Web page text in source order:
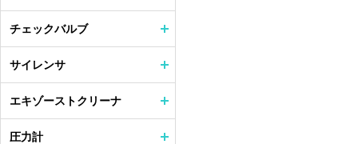
チェックバルブ
サイレンサ
エキゾーストクリーナ
圧力計